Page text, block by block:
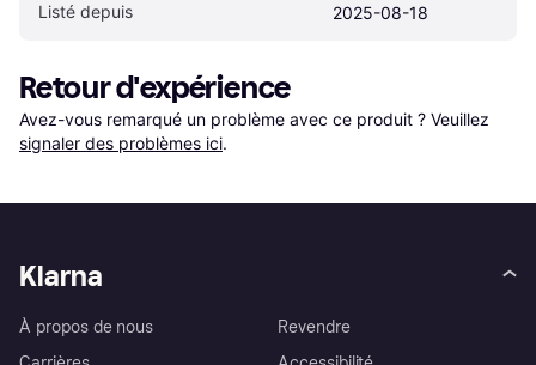
Listé depuis 2025-08-18
Retour d'expérience
Avez-vous remarqué un problème avec ce produit ? Veuillez
signaler des problèmes ici.
Klarna
À propos de nous
Revendre